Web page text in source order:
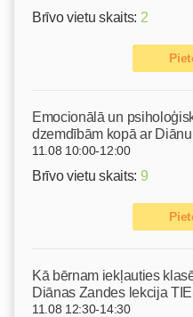
Brīvo vietu skaits: 2
Emocionālā un
dzemdībām kopā ar
11.08 10:00-12:00
Brīvo vietu skaits: 9
Kā bērnam iekļauties
Diānas Zandes lekcija
11.08 12:30-14:30